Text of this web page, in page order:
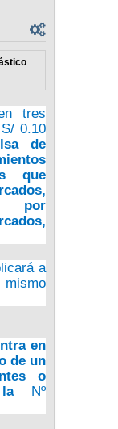
tres
0.10
de
que
por
a
mismo
en
de un
o
Nº